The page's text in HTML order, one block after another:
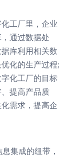
工厂里，企业
通过数据处
库利用相关数
化的生产过程;
化工厂的目标
提高产品质
需求，提高企
集成的纽带，